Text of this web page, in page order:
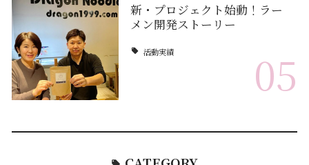
新・プロジェクト始動！ラー
メン開発ストーリー
活動実績 05